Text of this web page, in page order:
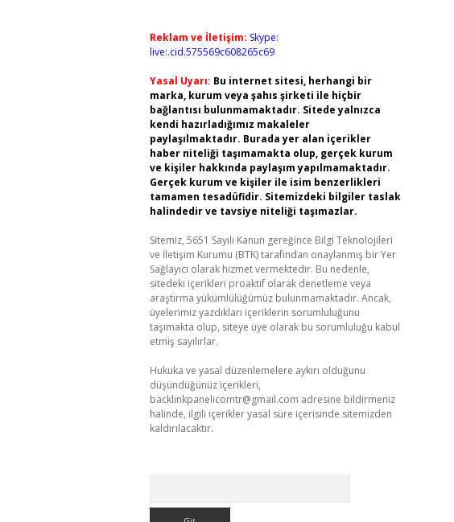
Reklam ve İletişim: Skype:
live:.cid.575569c608265c69
Yasal Uyarı: Bu internet sitesi, herhangi bir
marka, kurum veya şahıs şirketi ile hiçbir
bağlantısı bulunmamaktadır. Sitede yalnızca
kendi hazırladığımız makaleler
paylaşılmaktadır. Burada yer alan içerikler
haber niteliği taşımamakta olup, gerçek kurum
ve kişiler hakkında paylaşım yapılmamaktadır.
Gerçek kurum ve kişiler ile isim benzerlikleri
tamamen tesadüfidir. Sitemizdeki bilgiler taslak
halindedir ve tavsiye niteliği taşımazlar.
Sitemiz, 5651 Sayılı Kanun gereğince Bilgi Teknolojileri
ve İletişim Kurumu (BTK) tarafından onaylanmış bir Yer
Sağlayıcı olarak hizmet vermektedir. Bu nedenle,
sitedeki içerikleri proaktif olarak denetleme veya
araştırma yükümlülüğümüz bulunmamaktadır. Ancak,
üyelerimiz yazdıkları içeriklerin sorumluluğunu
taşımakta olup, siteye üye olarak bu sorumluluğu kabul
etmiş sayılırlar.
Hukuka ve yasal düzenlemelere aykırı olduğunu
düşündüğünüz içerikleri,
backlinkpanelicomtr@gmail.com adresine bildirmeniz
halinde, ilgili içerikler yasal süre içerisinde sitemizden
kaldırılacaktır.